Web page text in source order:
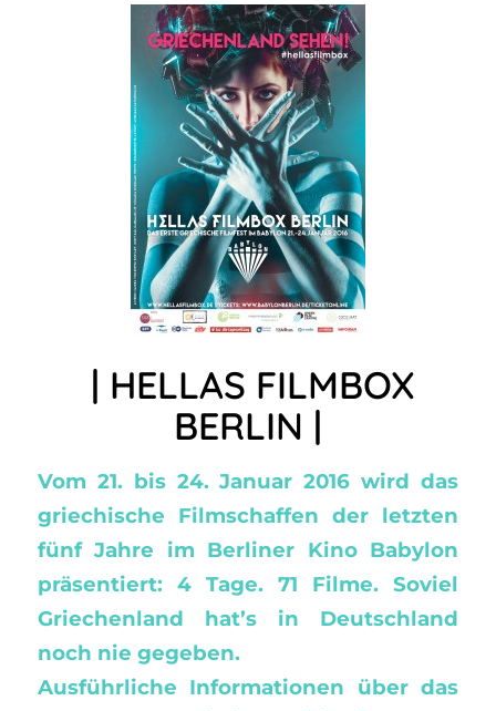
| HELLAS FILMBOX
BERLIN |
Vom 21. bis 24. Januar 2016 wird das
griechische Filmschaffen der letzten
fünf Jahre im Berliner Kino Babylon
präsentiert: 4 Tage. 71 Filme. Soviel
Griechenland hat’s in Deutschland
noch nie gegeben.
Ausführliche Informationen über das